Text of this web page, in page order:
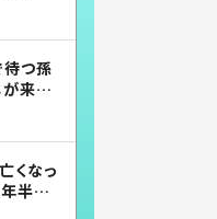
待つ孫
来た
せにな
くなっ
半
日記